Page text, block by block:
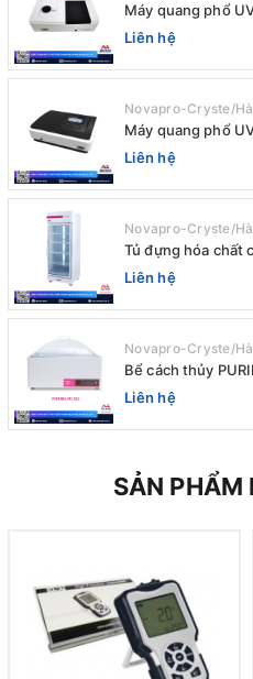
Máy quang phổ
4nm) E-1000UV /
Liên hệ
Novapro-Cryste/
Máy quang phổ
Peak
Liên hệ
Novapro-Cryste/
Tủ đựng hóa chất
AIRTIGHT
Liên hệ
Novapro-Cryste/
Bể cách thủy
Quốc
Liên hệ
SẢN PHẨM